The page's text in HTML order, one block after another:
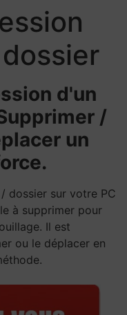
d'un
/
un
dossier sur votre PC
à supprimer pour
Il est
ou le déplacer en